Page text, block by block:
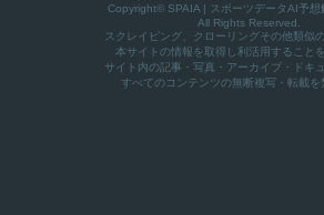
Copyright© SPAIA | スポーツデータAI予想
All Rights Reserved.
スクレイピング、クローリングその他類似
本サイトの情報を取得し利活用すること
サイト内の記事・写真・アーカイブ・ドキ
すべてのコンテンツの無断複写・転載を